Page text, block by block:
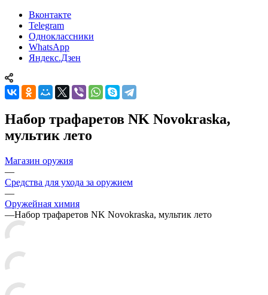
Вконтакте
Telegram
Одноклассники
WhatsApp
Яндекс.Дзен
Набор трафаретов NK Novokraska,
мультик лето
Магазин оружия
—
Средства для ухода за оружием
—
Оружейная химия
—Набор трафаретов NK Novokraska, мультик лето